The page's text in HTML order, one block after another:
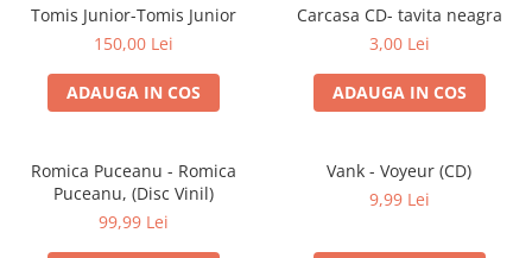
Viniluri Românești
Colecția Electrecord
Tomis Junior-Tomis Junior
150,00 Lei
ADAUGA IN COS
Carcasa CD- tavita neagra
3,00 Lei
ADAUGA IN COS
Romica Puceanu - Romica
Puceanu, (Disc Vinil)
99,99 Lei
Vank - Voyeur (CD)
9,99 Lei